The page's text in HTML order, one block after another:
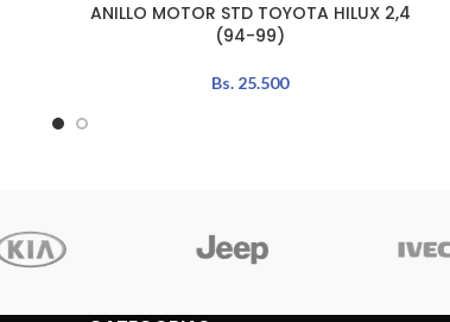
AÑADIR AL CARRITO
ANILLO MOTOR STD TOYOTA HILUX 2,4
(94-99)
Bs. 25.500